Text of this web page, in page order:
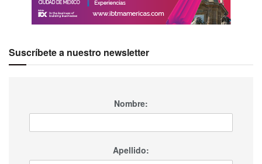
Suscríbete a nuestro newsletter
Nombre:
Apellido: